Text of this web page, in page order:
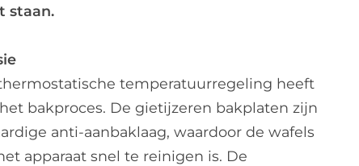
staan.
temperatuurregeling heeft
bakproces. De gietijzeren bakplaten zijn
anti-aanbaklaag, waardoor de wafels
apparaat snel te reinigen is. De